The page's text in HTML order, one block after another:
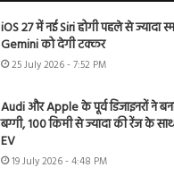
iOS 27 में नई Siri होगी पहले से ज्यादा
Gemini को देगी टक्कर
25 July 2026 - 7:52 PM
Audi और Apple के पूर्व डिजाइनरों ने
बग्गी, 100 किमी से ज्यादा की रेंज के
EV
19 July 2026 - 4:48 PM